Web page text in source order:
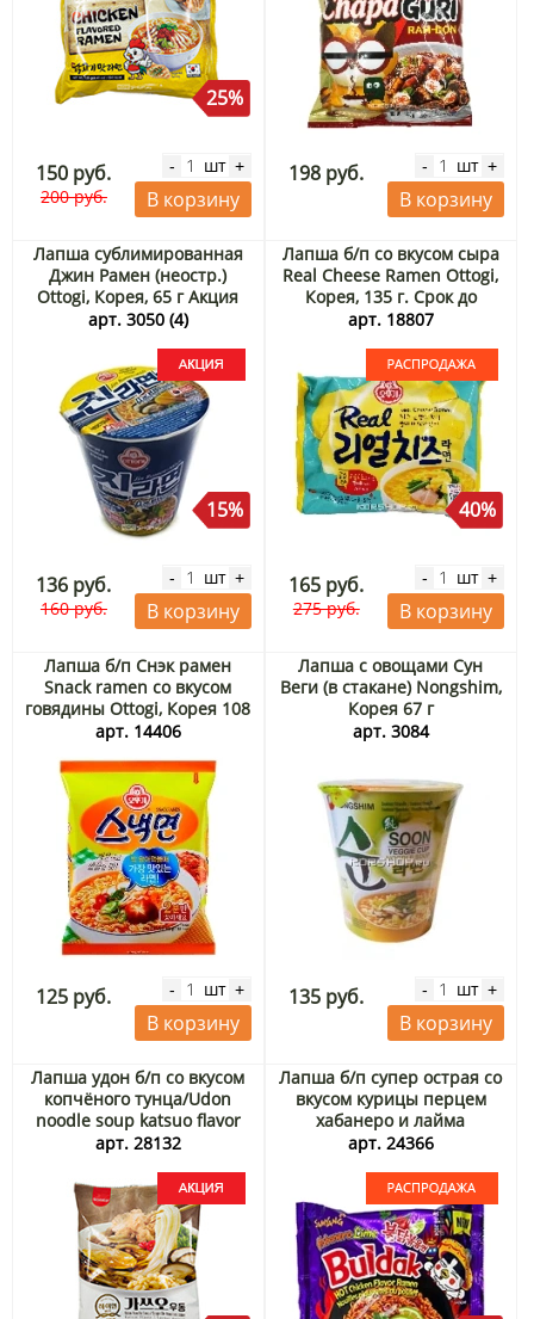
25%
150 руб.
200 руб.
- шт +
В корзину
198 руб. - шт +
В корзину
Лапша сублимированная
Джин Рамен (неостр.)
Ottogi, Корея, 65 г Акция
арт. 3050 (4)
15%
136 руб.
160 руб.
- шт +
В корзину
Лапша б/п со вкусом сыра
Real Cheese Ramen Ottogi,
Корея, 135 г. Срок до
05.09.2026. Распродажа
арт. 18807
40%
165 руб.
275 руб.
- шт +
В корзину
Лапша б/п Снэк рамен
Snack ramen со вкусом
говядины Ottogi, Корея 108
г
арт. 14406
125 руб. - шт +
В корзину
Лапша с овощами Сун
Веги (в стакане) Nongshim,
Корея 67 г
арт. 3084
135 руб. - шт +
В корзину
Лапша удон б/п со вкусом
копчёного тунца/Udon
noodle soup katsuo flavor
hi-myun Самлип/Samlip,
арт. 28132
Лапша б/п супер острая со
вкусом курицы перцем
хабанеро и лайма
Samyang, Корея, 135 г.
Распродажа
арт. 24366